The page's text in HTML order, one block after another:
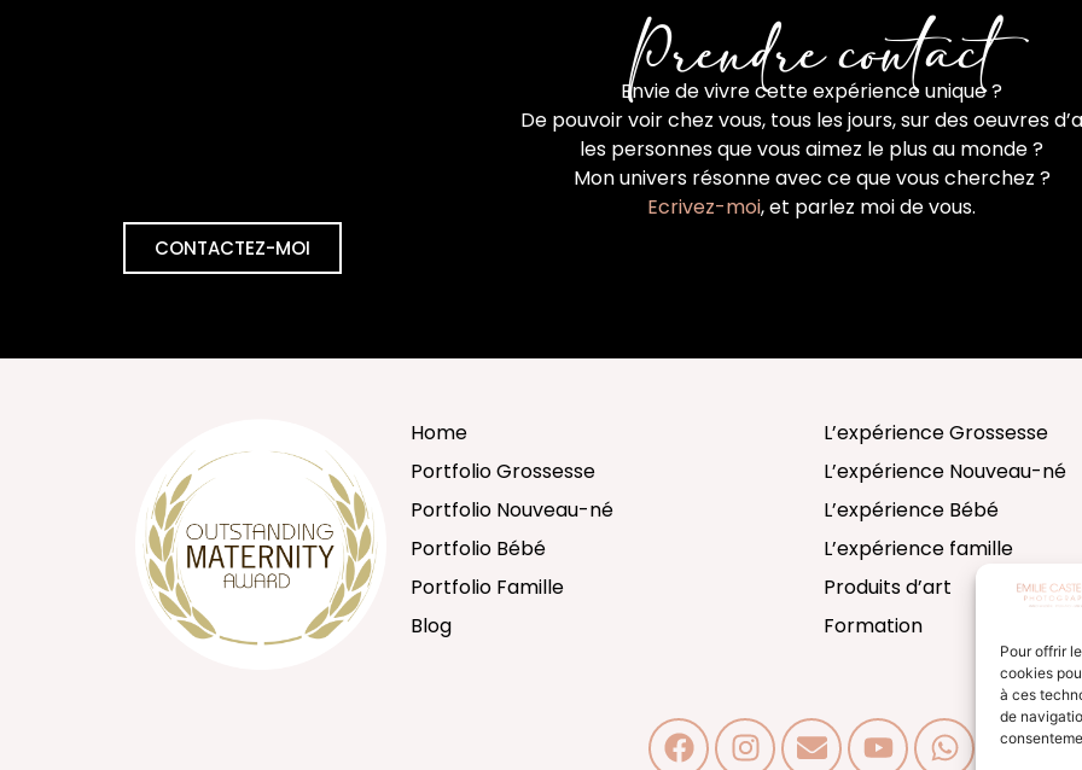
Pour offrir
cookies
à ces
de
Prendre contact
Envie de vivre cette expérience unique ?
De pouvoir voir chez vous, tous les jours, sur des oeuvres
les personnes que vous aimez le plus au monde ?
Mon univers résonne avec ce que vous cherchez ?
Ecrivez-moi, et parlez moi de vous.
CONTACTEZ-MOI
Home
Portfolio Grossesse
Portfolio Nouveau-né
Portfolio Bébé
Portfolio Famille
Blog
L’expérience Grossesse
L’expérience Nouveau-né
L’expérience Bébé
L’expérience famille
Produits d’art
Formation